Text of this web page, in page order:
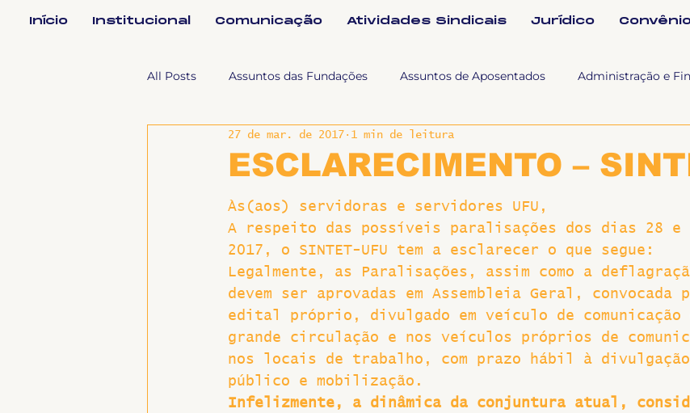
Início Institucional Comunicação Atividades Sindicais Jurídico
All Posts Assuntos das Fundações Assuntos de Aposentados Administração e
Assuntos Jurídicos e Relação de Tra Fala SINTET-UFU
Coordenações Efetivos Documentos Formação e Relações Sindicais
Notícias Imprensa e comunicação Politicas Socias Antirracismo
Sem categoria Slider Nova Sintet News Suplentes Você Sabia
Hospitais e Saúde Pública Greve
ESCLARECIMENTO –
27 de mar. de 2017 1 min de leitura
Às(aos) servidoras e servidores UFU,
A respeito das possíveis paralisações dos dias 28 e
2017, o SINTET-UFU tem a esclarecer o que segue:
Legalmente, as Paralisações, assim como a
devem ser aprovadas em Assembleia Geral, convocada
edital próprio, divulgado em veículo de comunicação
grande circulação e nos veículos próprios de
nos locais de trabalho, com prazo hábil à
público e mobilização.
Infelizmente, a dinâmica da conjuntura atual,